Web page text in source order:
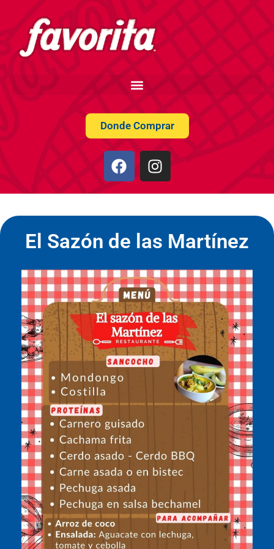
Donde Comprar
El Sazón de las Martínez